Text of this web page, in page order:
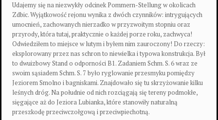
Udajemy się na niezwykły odcinek Pommern-Stellung w okolicach
Zdbic. Wyjątkowość rejonu wynika z dwóch czynników: intrygujących
umocnień, zachowanych nierzadko w przyzwoitym stopniu oraz
przyrody, która tutaj, praktycznie o każdej porze roku, zachwyca!
Odwiedziłem to miejsce w lutym i byłem nim zauroczony! Do rzeczy:
eksplorowany przez nas schron to niewielka i typowa konstrukcja. Był
to dwuizbowy Stand o odporności B1. Zadaniem Schm. S. 6 wraz ze
swoim sąsiadem Schm. S. 7 było ryglowanie przesmyku pomiędzy
Jeziorem Smolno i bagniskami. Znajdowało się tu skrzyżowanie kilku
leśnych dróg. Na południe od nich rozciągają się tereny podmokłe,
sięgające aż do Jeziora Lubianka, które stanowiły naturalną
przeszkodę przeciwczołgową i przeciwpiechotną.